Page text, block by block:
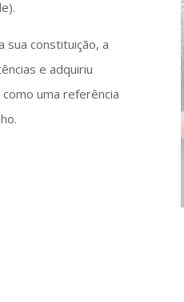
sua constituição, a
e adquiriu
uma referência